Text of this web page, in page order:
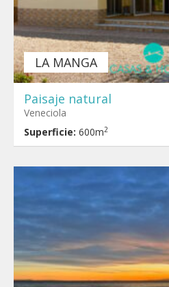
LA MANGA
Paisaje natural
Veneciola
Superficie: 600m2